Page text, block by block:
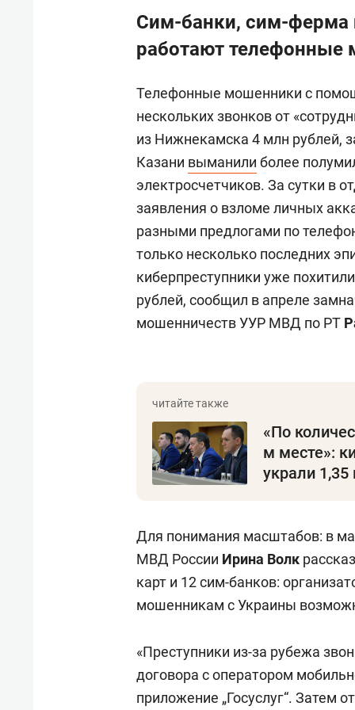
Сим-банки, сим-ферма
работают телефонные
Телефонные мошенники с
нескольких звонков от
из Нижнекамска 4 млн рублей,
Казани выманили более
электросчетчиков. За сутки в
заявления о взломе личных
разными предлогами по
только несколько последних
киберпреступники уже
рублей, сообщил в апреле
мошенничеств УУР МВД по РТ
«По
м месте»:
украли
Для понимания масштабов: в
МВД России Ирина Волк
карт и 12 сим-банков:
мошенникам с Украины
«Преступники из-за рубежа
договора с оператором
приложение „Госуслуг“. Затем